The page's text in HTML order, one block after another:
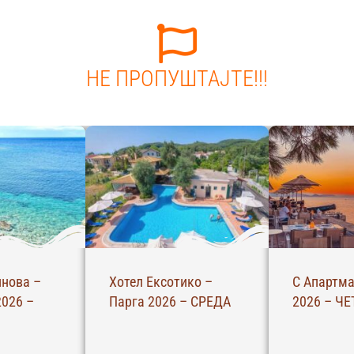
НЕ ПРОПУШТАЈТЕ!!!
Вила Мери С –
Полихроно 2026 –
Вила